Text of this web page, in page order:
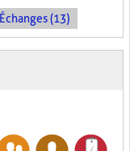
Échanges (13)